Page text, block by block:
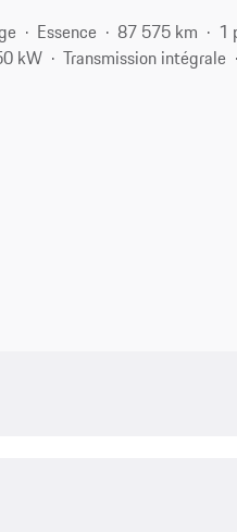
Essence 87 575 km
1
kW Transmission intégrale